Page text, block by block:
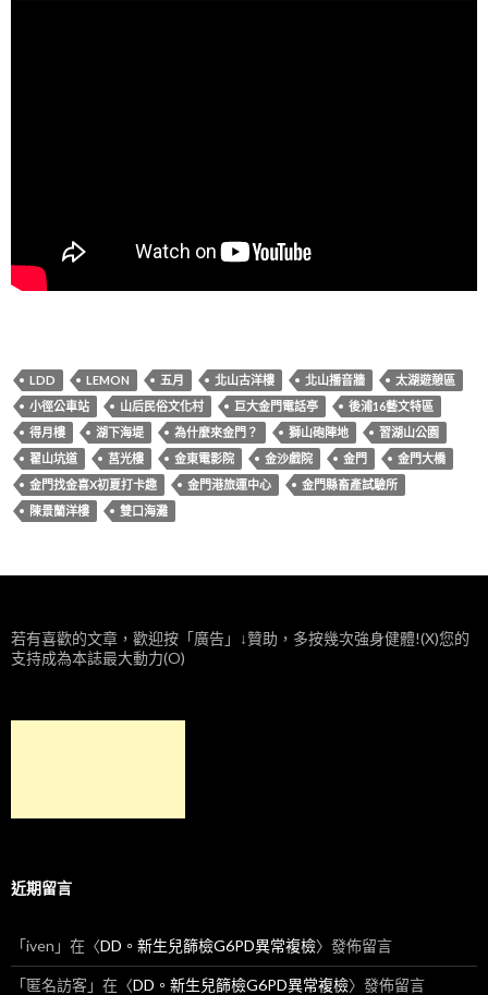
LDD LEMON 五月 北山古洋樓 北山播音牆
太湖遊憩區
小徑公車站
山后民俗文化村 巨大金門電話亭
後浦16藝文特區
得月樓
湖下海堤 為什麼來金門？ 獅山砲陣地
習湖山公園
翟山坑道
莒光樓 金東電影院 金沙戲院 金門
金門大橋
金門找金喜X初夏打卡趣
金門港旅運中心
金門縣畜產試驗所
陳景蘭洋樓
雙口海灘
若有喜歡的文章，歡迎按「廣告」↓贊助，多按幾次強身健體!(X)您的
支持成為本誌最大動力(O)
近期留言
「iven 」在〈DD。新生兒篩檢G6PD異常複檢〉發佈留言
「匿名訪客」在〈DD。新生兒篩檢G6PD異常複檢〉發佈留言